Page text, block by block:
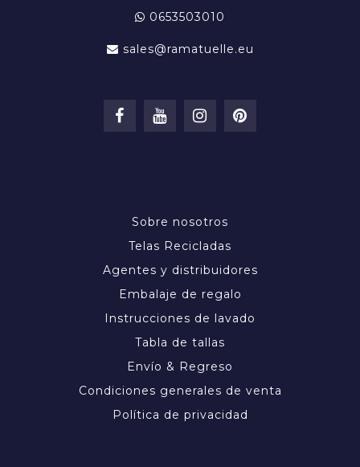
0653503010
sales@ramatuelle.eu
Sobre nosotros
Telas Recicladas
Agentes y distribuidores
Embalaje de regalo
Instrucciones de lavado
Tabla de tallas
Envío & Regreso
Condiciones generales de venta
Política de privacidad